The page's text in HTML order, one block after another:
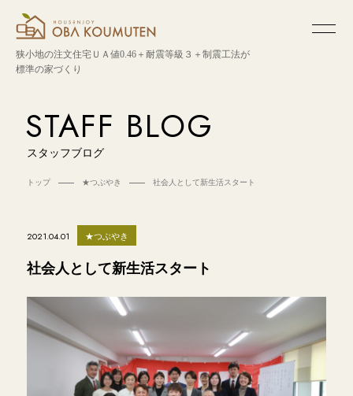
狭小地の注文住宅ＵＡ値0.46＋耐震等級３＋制震工法が
標準の家づくり
STAFF BLOG
スタッフブログ
トップ ★つぶやき 社会人として新生活スタート
2021.04.01 ★つぶやき
社会人として新生活スタート